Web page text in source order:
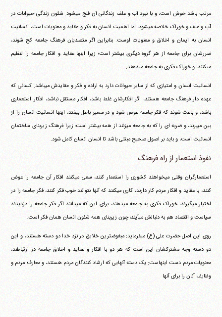
مرتب باشد خوش است، و با نبود آب و علف زندگانی آن فلج می‎شود. شئون زندگی حیوانات در
آب و علف و خوراک خلاصه می‎شود، اما اهمیت انسان به فکر و عقاید و معنویات است، انسانیت
انسان به ایمان و اخلاق و معنویات اوست. بنابراین اگر متصدیان فرهنگ جامعه کج شوند،
ضررشان برای جامعه از هر گروه دیگری بیشتر است؛ زیرا اینها عقاید و افکار جامعه را تنظیم
می‎کنند، و خوراک فکری به جامعه می‎دهند.
انسانیت انسان و امتیازی که از سایر حیوانات دارد به اراده و فکر و عقایدش می‎باشد. کسانی که
عهده دار فرهنگ جامعه هستند، اگر افکارشان غلط باشد، افکار مستقل نباشد، افکار استعماری
باشد، و باعث شوند که فکر جامعه عوض شود و در مسیر باطل بیفتد، اینها انسانیت انسان را از
بین می‎برند، و ضربه ای را که به جامعه می‎زنند از همه بیشتر است؛ زیرا فرهنگ زیربنای ساختمان
انسانیت است، و باید بر اصول صحیح مبتنی باشد تا انسان انسان کامل شود.
نفوذ استعمار از راه فرهنگ
استعمارگران وقتی می‎خواهند کشوری را استعمار کنند، سعی می‎کنند افکار آن جامعه را عوض
کنند، با عقاید و افکار مردم کار دارند، کاری می‎کنند که آنها نتوانند خوب فکر کنند، فکر جامعه را در
اختیار می‎گیرند، خوراک فکری به جامعه می‎دهند، برای این که می‎دانند اگر فکر جامعه را دزدیدند
سیاست و اقتصاد هم به دنبالش می‎آیند؛ چون زیربنای همه شئون انسان همان فکر است.
روی این اصل حضرت علی (ع) می‎فرماید: مبغوضترین خلایق در نزد خدا دو دسته هستند، و این
دو دسته وجه مشترکشان این است که هر دو با افکار و عقاید و اخلاق جامعه در ارتباطند،
معنویات مردم دست اینهاست: یک دسته آنهایی که ارشاد کنندگان مردم هستند، و معارف مردم و
وظایف آنان را برای آنها